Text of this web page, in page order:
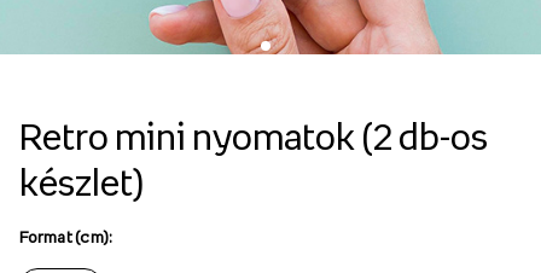
Retro mini nyomatok (2 db-os
készlet)
Format (cm):